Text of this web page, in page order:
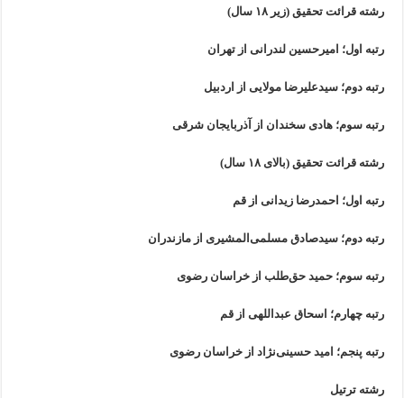
رشته قرائت تحقیق (زیر ۱۸ سال)
رتبه اول؛ امیرحسین لندرانی از تهران
رتبه دوم؛ سیدعلیرضا مولایی از اردبیل
رتبه سوم؛ هادی سخندان از آذربایجان شرقی
رشته قرائت تحقیق (بالای ۱۸ سال)
رتبه اول؛ احمدرضا زیدانی از قم
رتبه دوم؛ سیدصادق مسلمی‌المشیری از مازندران
رتبه سوم؛ حمید حق‌طلب از خراسان رضوی
رتبه چهارم؛ اسحاق عبداللهی از قم
رتبه پنجم؛ امید حسینی‌نژاد از خراسان رضوی
رشته ترتیل